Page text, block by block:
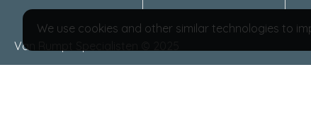
Van Rumpt Specialisten © 2025
We use cookies and other similar technologies to